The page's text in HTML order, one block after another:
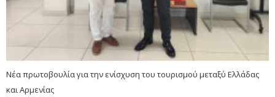
Νέα πρωτοβουλία για την ενίσχυση του τουρισμού μεταξύ Ελλάδας
και Αρμενίας